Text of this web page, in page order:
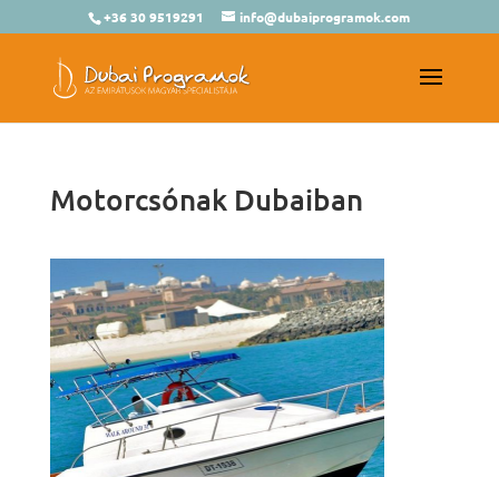
+36 30 9519291 info@dubaiprogramok.com
Motorcsónak Dubaiban